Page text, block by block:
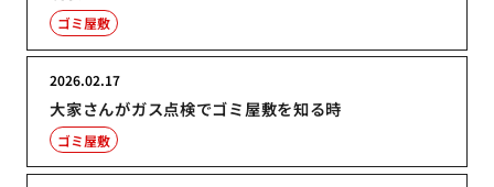
ゴミ屋敷
大家さんがガス点検でゴミ屋敷を知る時
2026.02.17
ゴミ屋敷